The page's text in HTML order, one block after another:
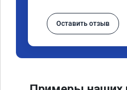
Оставить отзыв